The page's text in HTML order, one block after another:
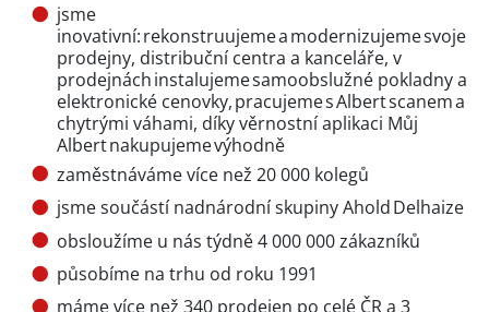
jsme
inovativní: rekonstruujeme a modernizujeme svoje
prodejny, distribuční centra a kanceláře, v
prodejnách instalujeme samoobslužné pokladny a
elektronické cenovky, pracujeme s Albert scanem a
chytrými váhami, díky věrnostní aplikaci Můj
Albert nakupujeme výhodně
zaměstnáváme více než 20 000 kolegů
jsme součástí nadnárodní skupiny Ahold Delhaize
obsloužíme u nás týdně 4 000 000 zákazníků
působíme na trhu od roku 1991
máme více než 340 prodejen po celé ČR a 3